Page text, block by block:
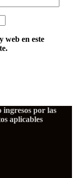
web en este
por las
aplicables